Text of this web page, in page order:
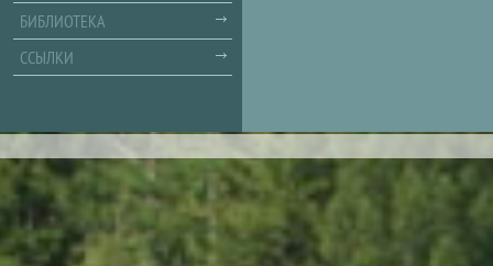
БИБЛИОТЕКА
ССЫЛКИ